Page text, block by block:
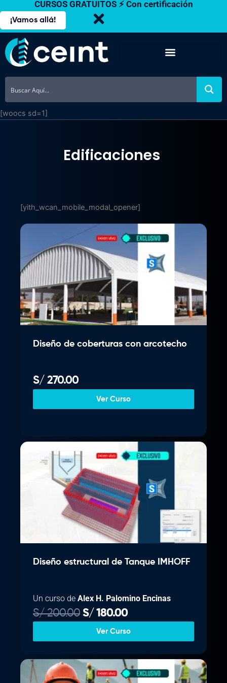
contenido
CURSOS GRATUITOS ⚡ Con certificación
¡Vamos allá!
[woocs sd=1]
Edificaciones
[yith_wcan_mobile_modal_opener]
Diseño de coberturas con arcotecho
S/ 270.00
Ver Curso
Diseño estructural de Tanque IMHOFF
Un curso de Alex H. Palomino Encinas
S/200.00 E
l
e
c
S/ 180.00E
l
p
e
c
Ver Curso